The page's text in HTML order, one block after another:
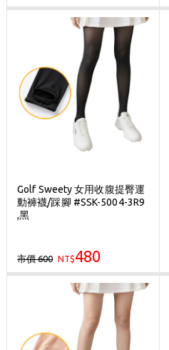
Golf Sweety 女用收腹提臀運
動褲襪/踩腳 #SSK-5004-3R9
,黑
市價 600 NT$480